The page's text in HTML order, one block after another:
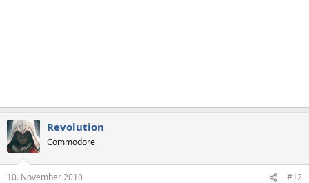
Revolution
Commodore
10. November 2010 #12